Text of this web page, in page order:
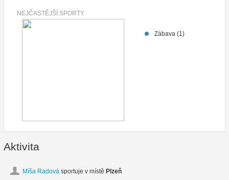
NEJČASTĚJŠÍ SPORTY
Zábava (1)
Aktivita
Míša Radová sportuje v místě Plzeň